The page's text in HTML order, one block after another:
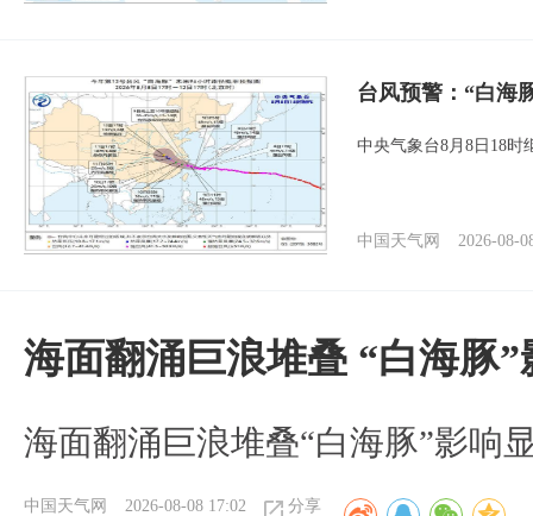
台风预警：“白海
中央气象台8月8日18时
中国天气网 2026-08-
海面翻涌巨浪堆叠 “白海豚”
海面翻涌巨浪堆叠“白海豚”影响
中国天气网 2026-08-08 17:02 分享